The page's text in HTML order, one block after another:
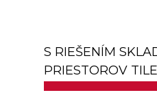
S RIEŠENÍM
PRIESTOROV